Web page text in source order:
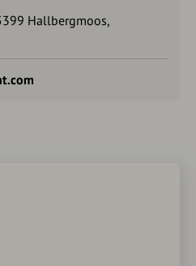
Hallbergmoos,